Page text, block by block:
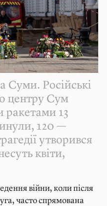
Суми. Російські
центру Сум
ракетами 13
120 —
утворився
квіти,
війни, коли після
часто спрямована